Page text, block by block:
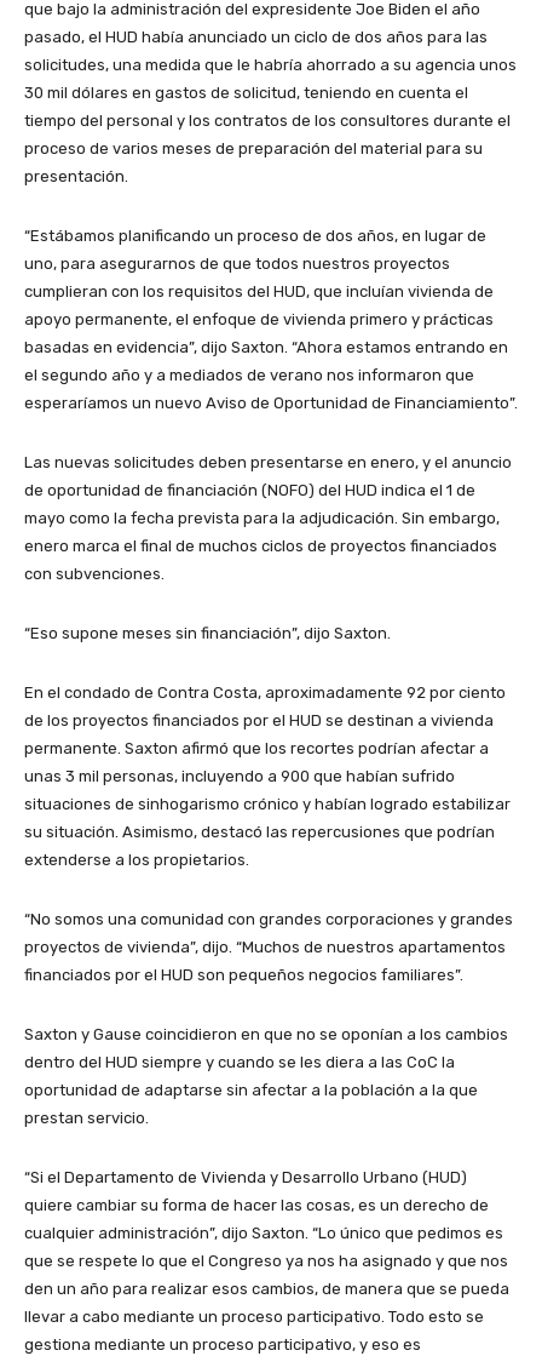
que bajo la administración del expresidente Joe Biden el año
pasado, el HUD había anunciado un ciclo de dos años para las
solicitudes, una medida que le habría ahorrado a su agencia unos
30 mil dólares en gastos de solicitud, teniendo en cuenta el
tiempo del personal y los contratos de los consultores durante el
proceso de varios meses de preparación del material para su
presentación.
“Estábamos planificando un proceso de dos años, en lugar de
uno, para asegurarnos de que todos nuestros proyectos
cumplieran con los requisitos del HUD, que incluían vivienda de
apoyo permanente, el enfoque de vivienda primero y prácticas
basadas en evidencia”, dijo Saxton. “Ahora estamos entrando en
el segundo año y a mediados de verano nos informaron que
esperaríamos un nuevo Aviso de Oportunidad de Financiamiento”.
Las nuevas solicitudes deben presentarse en enero, y el anuncio
de oportunidad de financiación (NOFO) del HUD indica el 1 de
mayo como la fecha prevista para la adjudicación. Sin embargo,
enero marca el final de muchos ciclos de proyectos financiados
con subvenciones.
“Eso supone meses sin financiación”, dijo Saxton.
En el condado de Contra Costa, aproximadamente 92 por ciento
de los proyectos financiados por el HUD se destinan a vivienda
permanente. Saxton afirmó que los recortes podrían afectar a
unas 3 mil personas, incluyendo a 900 que habían sufrido
situaciones de sinhogarismo crónico y habían logrado estabilizar
su situación. Asimismo, destacó las repercusiones que podrían
extenderse a los propietarios.
“No somos una comunidad con grandes corporaciones y grandes
proyectos de vivienda”, dijo. “Muchos de nuestros apartamentos
financiados por el HUD son pequeños negocios familiares”.
Saxton y Gause coincidieron en que no se oponían a los cambios
dentro del HUD siempre y cuando se les diera a las CoC la
oportunidad de adaptarse sin afectar a la población a la que
prestan servicio.
“Si el Departamento de Vivienda y Desarrollo Urbano (HUD)
quiere cambiar su forma de hacer las cosas, es un derecho de
cualquier administración”, dijo Saxton. “Lo único que pedimos es
que se respete lo que el Congreso ya nos ha asignado y que nos
den un año para realizar esos cambios, de manera que se pueda
llevar a cabo mediante un proceso participativo. Todo esto se
gestiona mediante un proceso participativo, y eso es